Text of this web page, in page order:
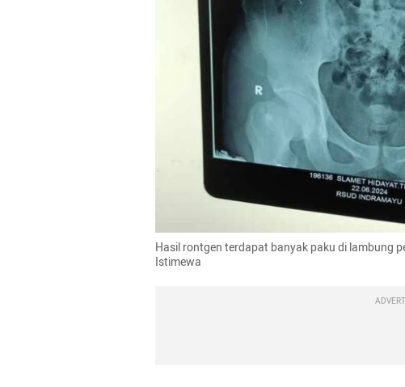
Hasil rontgen terdapat banyak paku di lambung
Istimewa